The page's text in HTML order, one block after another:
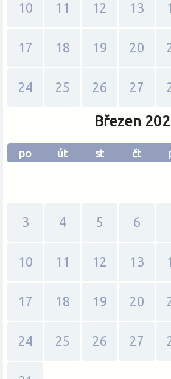
10 11 12 13
17 18 19 20
24 25 26 27
Březen
po út st čt
3 4 5 6
10 11 12 13
17 18 19 20
24 25 26 27